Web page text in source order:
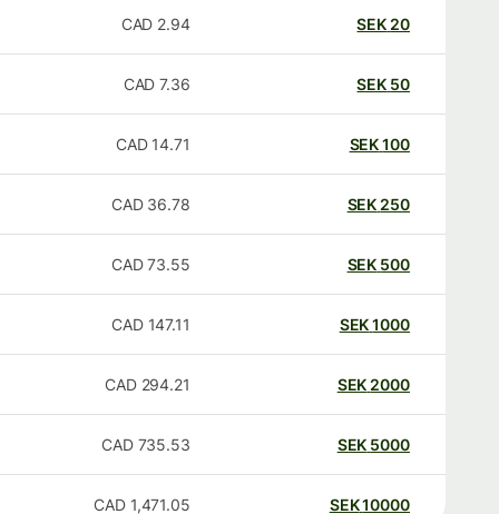
20
SEK
2.94
CAD
50
SEK
7.36
CAD
100
SEK
14.71
CAD
250
SEK
36.78
CAD
500
SEK
73.55
CAD
1000
SEK
147.11
CAD
2000
SEK
294.21
CAD
5000
SEK
735.53
CAD
10000
SEK
1,471.05
CAD